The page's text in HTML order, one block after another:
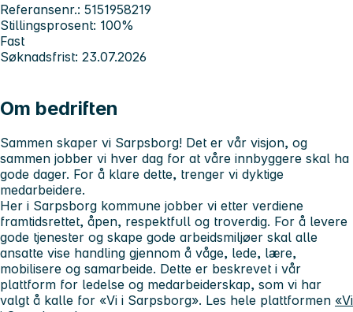
Referansenr.: 5151958219
Stillingsprosent: 100%
Fast
Søknadsfrist: 23.07.2026
Om bedriften
Sammen skaper vi Sarpsborg! Det er vår visjon, og
sammen jobber vi hver dag for at våre innbyggere skal ha
gode dager. For å klare dette, trenger vi dyktige
medarbeidere.
Her i Sarpsborg kommune jobber vi etter verdiene
framtidsrettet, åpen, respektfull og troverdig. For å levere
gode tjenester og skape gode arbeidsmiljøer skal alle
ansatte vise handling gjennom å våge, lede, lære,
mobilisere og samarbeide. Dette er beskrevet i vår
plattform for ledelse og medarbeiderskap, som vi har
valgt å kalle for «Vi i Sarpsborg». Les hele plattformen «Vi